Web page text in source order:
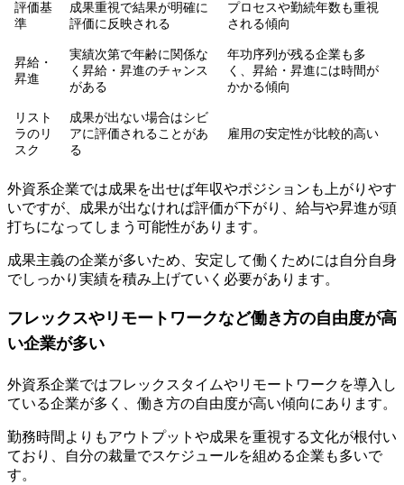
評価基
準
成果重視で結果が明確に
評価に反映される
プロセスや勤続年数も重視
される傾向
昇給・
昇進
実績次第で年齢に関係な
く昇給・昇進のチャンス
がある
年功序列が残る企業も多
く、昇給・昇進には時間が
かかる傾向
リスト
ラのリ
スク
成果が出ない場合はシビ
アに評価されることがあ
る
雇用の安定性が比較的高い
外資系企業では成果を出せば年収やポジションも上がりやす
いですが、成果が出なければ評価が下がり、給与や昇進が頭
打ちになってしまう可能性があります。
成果主義の企業が多いため、安定して働くためには自分自身
でしっかり実績を積み上げていく必要があります。
フレックスやリモートワークなど働き方の自由度が高
い企業が多い
外資系企業ではフレックスタイムやリモートワークを導入し
ている企業が多く、働き方の自由度が高い傾向にあります。
勤務時間よりもアウトプットや成果を重視する文化が根付い
ており、自分の裁量でスケジュールを組める企業も多いで
す。